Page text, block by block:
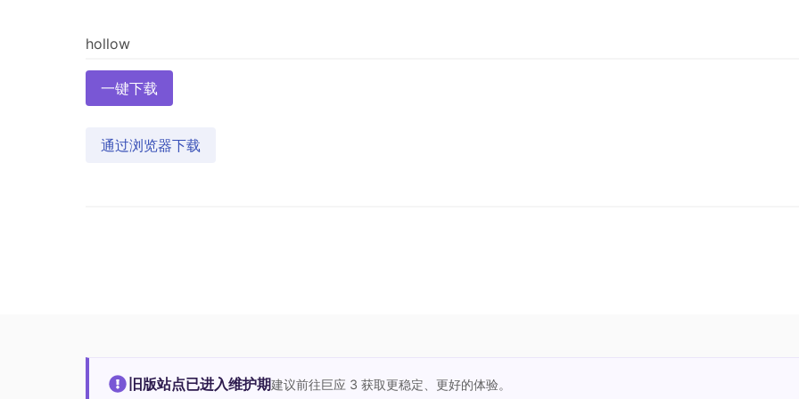
一键下载
通过浏览器下载
旧版站点已进入维护期建议前往巨应 3 获取更稳定、更好的体验。